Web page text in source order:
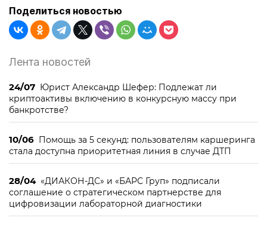
Поделиться новостью
Лента новостей
24/07 Юрист Александр Шефер: Подлежат ли
криптоактивы включению в конкурсную массу при
банкротстве?
10/06 Помощь за 5 секунд: пользователям каршеринга
стала доступна приоритетная линия в случае ДТП
28/04 «ДИАКОН-ДС» и «БАРС Груп» подписали
соглашение о стратегическом партнерстве для
цифровизации лабораторной диагностики